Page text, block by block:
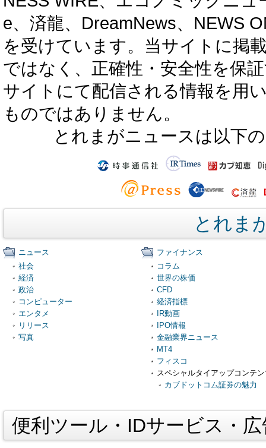
e、済龍、DreamNews、NEWS
を受けています。当サイトに掲
ではなく、正確性・安全性を保
サイトにて配信される情報を用
ものではありません。
とれまがニュースは以下
とれま
ニュース
社会
経済
政治
コンピューター
エンタメ
リリース
写真
ファイナンス
コラム
世界の株価
CFD
経済指標
IR動画
IPO情報
金融業界ニュース
MT4
フィスコ
スペシャルタイアップコンテ
カブドットコム証券の魅力
便利ツール・IDサービス・